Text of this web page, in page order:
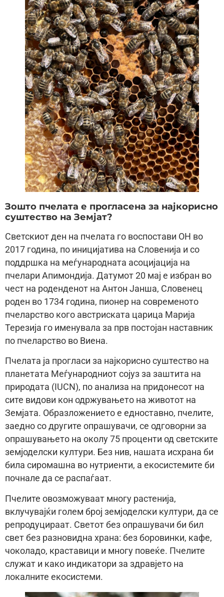
Зошто пчелата е прогласена за најкорисно
суштество на Земјат?
Светскиот ден на пчелата го воспостави ОН во
2017 година, по иницијатива на Словенија и со
поддршка на меѓународната асоцијација на
пчелари Апимондија. Датумот 20 мај е избран во
чест на роденденот на Антон Јанша, Словенец
роден во 1734 година, пионер на современото
пчеларство кого австриската царица Марија
Терезија го именувала за прв постојан наставник
по пчеларство во Виена.
Пчелата ја прогласи за најкорисно суштество на
планетата Меѓународниот сојуз за заштита на
природата (IUCN), по анализа на придонесот на
сите видови кон одржувањето на животот на
Земјата. Образложението е едноставно, пчелите,
заедно со другите опрашувачи, се одговорни за
опрашувањето на околу 75 проценти од светските
земјоделски култури. Без нив, нашата исхрана би
била сиромашна во нутриенти, а екосистемите би
почнале да се распаѓаат.
Пчелите овозможуваат многу растенија,
вклучувајќи голем број земјоделски култури, да се
репродуцираат. Светот без опрашувачи би бил
свет без разновидна храна: без боровинки, кафе,
чоколадо, краставици и многу повеќе. Пчелите
служат и како индикатори за здравјето на
локалните екосистеми.